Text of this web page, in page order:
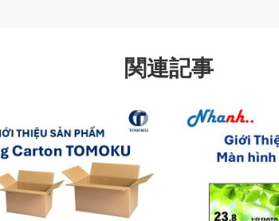
関連記事